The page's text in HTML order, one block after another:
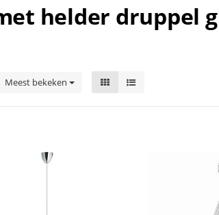
helder druppel
Meest bekeken